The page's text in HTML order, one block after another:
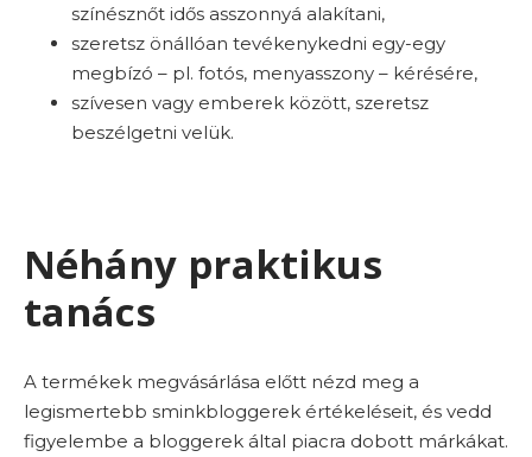
színésznőt idős asszonnyá alakítani,
szeretsz önállóan tevékenykedni egy-egy
megbízó – pl. fotós, menyasszony – kérésére,
szívesen vagy emberek között, szeretsz
beszélgetni velük.
Néhány praktikus
tanács
A termékek megvásárlása előtt nézd meg a
legismertebb sminkbloggerek értékeléseit, és vedd
figyelembe a bloggerek által piacra dobott márkákat.